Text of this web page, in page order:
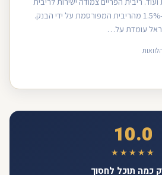
בנק ישראל, והיא גבוהה ב-1.5% מהריבית המפורסמת על ידי הבנק.
עומדת על…
10.0
★★★★★
כמה תוכל לחסוך